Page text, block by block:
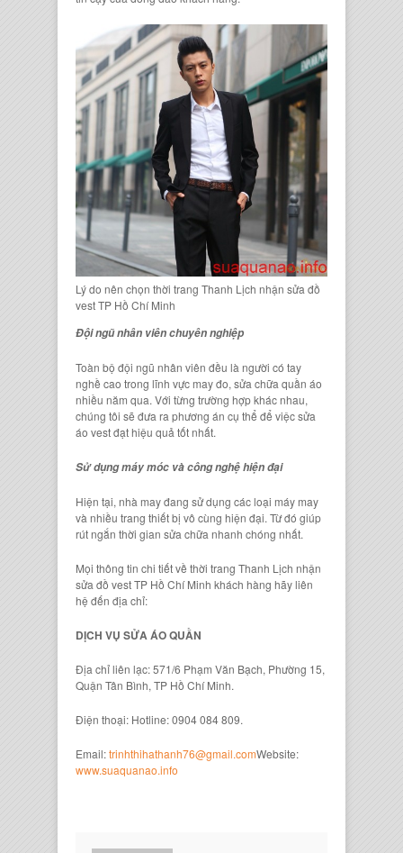
Lý do nên chọn thời trang Thanh Lịch nhận sửa đồ
vest TP Hồ Chí Minh
Đội ngũ nhân viên chuyên nghiệp
Toàn bộ đội ngũ nhân viên đều là người có tay
nghề cao trong lĩnh vực may đo, sửa chữa quần áo
nhiều năm qua. Với từng trường hợp khác nhau,
chúng tôi sẽ đưa ra phương án cụ thể để việc sửa
áo vest đạt hiệu quả tốt nhất.
Sử dụng máy móc và công nghệ hiện đại
Hiện tại, nhà may đang sử dụng các loại máy may
và nhiều trang thiết bị vô cùng hiện đại. Từ đó giúp
rút ngắn thời gian sửa chữa nhanh chóng nhất.
Mọi thông tin chi tiết về thời trang Thanh Lịch nhận
sửa đồ vest TP Hồ Chí Minh khách hàng hãy liên
hệ đến địa chỉ:
DỊCH VỤ SỬA ÁO QUẦN
Địa chỉ liên lạc: 571/6 Phạm Văn Bạch, Phường 15,
Quận Tân Bình, TP Hồ Chí Minh.
Điện thoại: Hotline: 0904 084 809.
Email:trinhthihathanh76@gmail.comWebsite:
www.suaquanao.info